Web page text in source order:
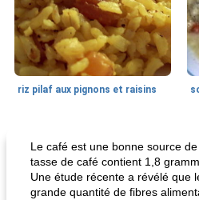
riz pilaf aux pignons et raisins
Le café est une bonne source
tasse de café contient 1,8
Une étude récente a révélé que
grande quantité de fibres